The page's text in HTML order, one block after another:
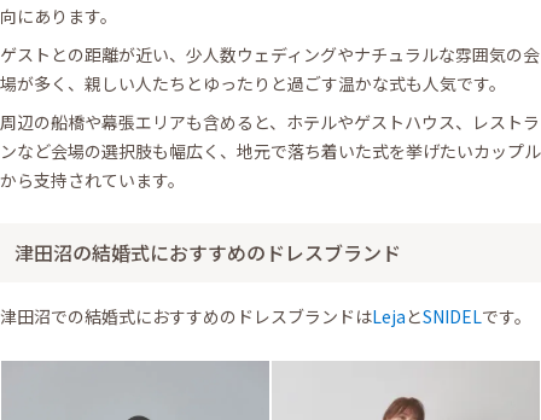
向にあります。
ゲストとの距離が近い、少人数ウェディングやナチュラルな雰囲気の会
場が多く、親しい人たちとゆったりと過ごす温かな式も人気です。
周辺の船橋や幕張エリアも含めると、ホテルやゲストハウス、レストラ
ンなど会場の選択肢も幅広く、地元で落ち着いた式を挙げたいカップル
から支持されています。
津田沼の結婚式におすすめのドレスブランド
津田沼での結婚式におすすめのドレスブランドはLeja とSNIDELです。